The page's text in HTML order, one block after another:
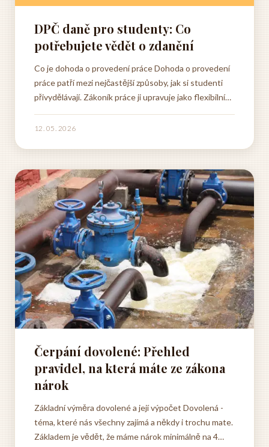
DPČ daně pro studenty: Co
potřebujete vědět o zdanění
Co je dohoda o provedení práce Dohoda o provedení
práce patří mezi nejčastější způsoby, jak si studenti
přivydělávají. Zákoník práce ji upravuje jako flexibilní
kteří chtějí skloubit školu s prací a nepotřebují
12. 05. 2026
Čerpání dovolené: Přehled
pravidel, na která máte ze zákona
nárok
Základní výměra dovolené a její výpočet Dovolená -
téma, které nás všechny zajímá a někdy i trochu mate.
Základem je vědět, že máme nárok minimálně na 4